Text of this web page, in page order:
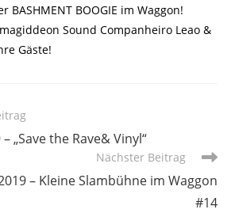
BASHMENT BOOGIE im Waggon!
Sound Companheiro Leao &
Gäste!
„Save the Rave& Vinyl“
Nächster Beitrag
– Kleine Slambühne im Waggon
#14